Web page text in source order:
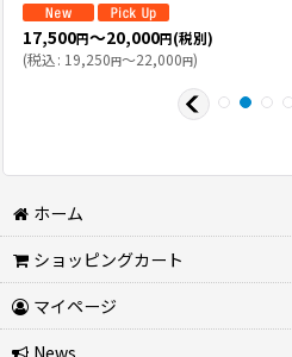
17,500円～20,000円(税別)
(税込: 19,250円～22,000円)
ホーム
ショッピングカート
マイページ
News